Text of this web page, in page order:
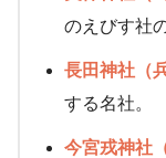
のえびす社
長田神社（
する名社。
今宮戎神社